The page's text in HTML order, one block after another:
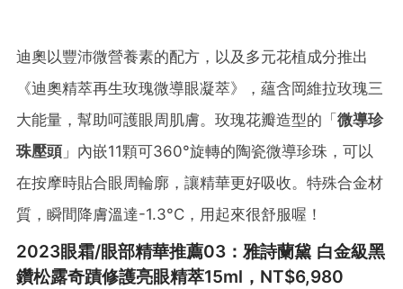
迪奧以豐沛微營養素的配方，以及多元花植成分推出
《迪奧精萃再生玫瑰微導眼凝萃》，蘊含岡維拉玫瑰三
大能量，幫助呵護眼周肌膚。玫瑰花瓣造型的「微導珍
珠壓頭 」內嵌11顆可360°旋轉的陶瓷微導珍珠，可以
在按摩時貼合眼周輪廓，讓精華更好吸收。特殊合金材
質，瞬間降膚溫達-1.3°C，用起來很舒服喔！
2023眼霜/眼部精華推薦03：雅詩蘭黛 白金級黑
鑽松露奇蹟修護亮眼精萃15ml，NT$6,980